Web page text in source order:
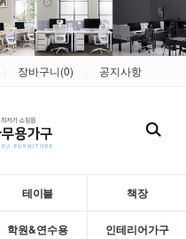
장바구니(0) 공지사항
테이블 책장
학원&연수용
인테리어가구